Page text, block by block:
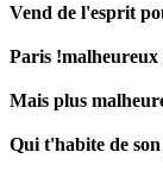
Vend de l'esprit
Paris
Mais plus
Qui t'habite de